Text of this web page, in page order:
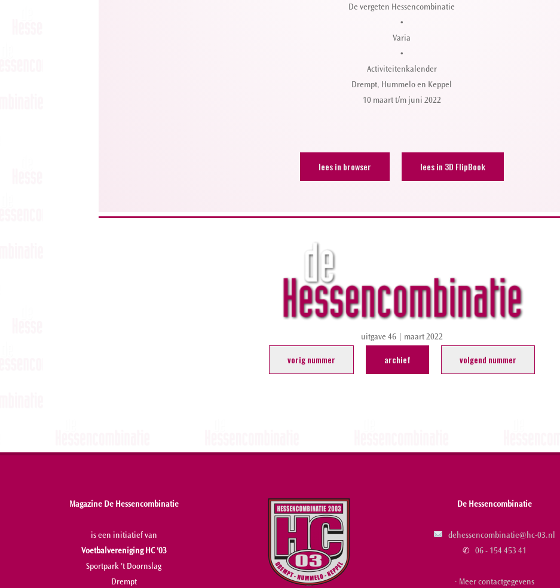
De vergeten Hessencombinatie
•
Varia
•
Activiteitenkalender
Drempt, Hummelo en Keppel
10 maart t/m juni 2022
lees in browser lees in 3D FlipBook
uitgave 46 | maart 2022
vorig nummer archief volgend nummer
Magazine De Hessencombinatie
is een initiatief van
Voetbalvereniging HC '03
Sportpark 't Doornslag
Drempt
De Hessencombinatie
dehessencombinatie@hc-03.nl
✆ 06 - 154 453 41
· Meer contactgegevens